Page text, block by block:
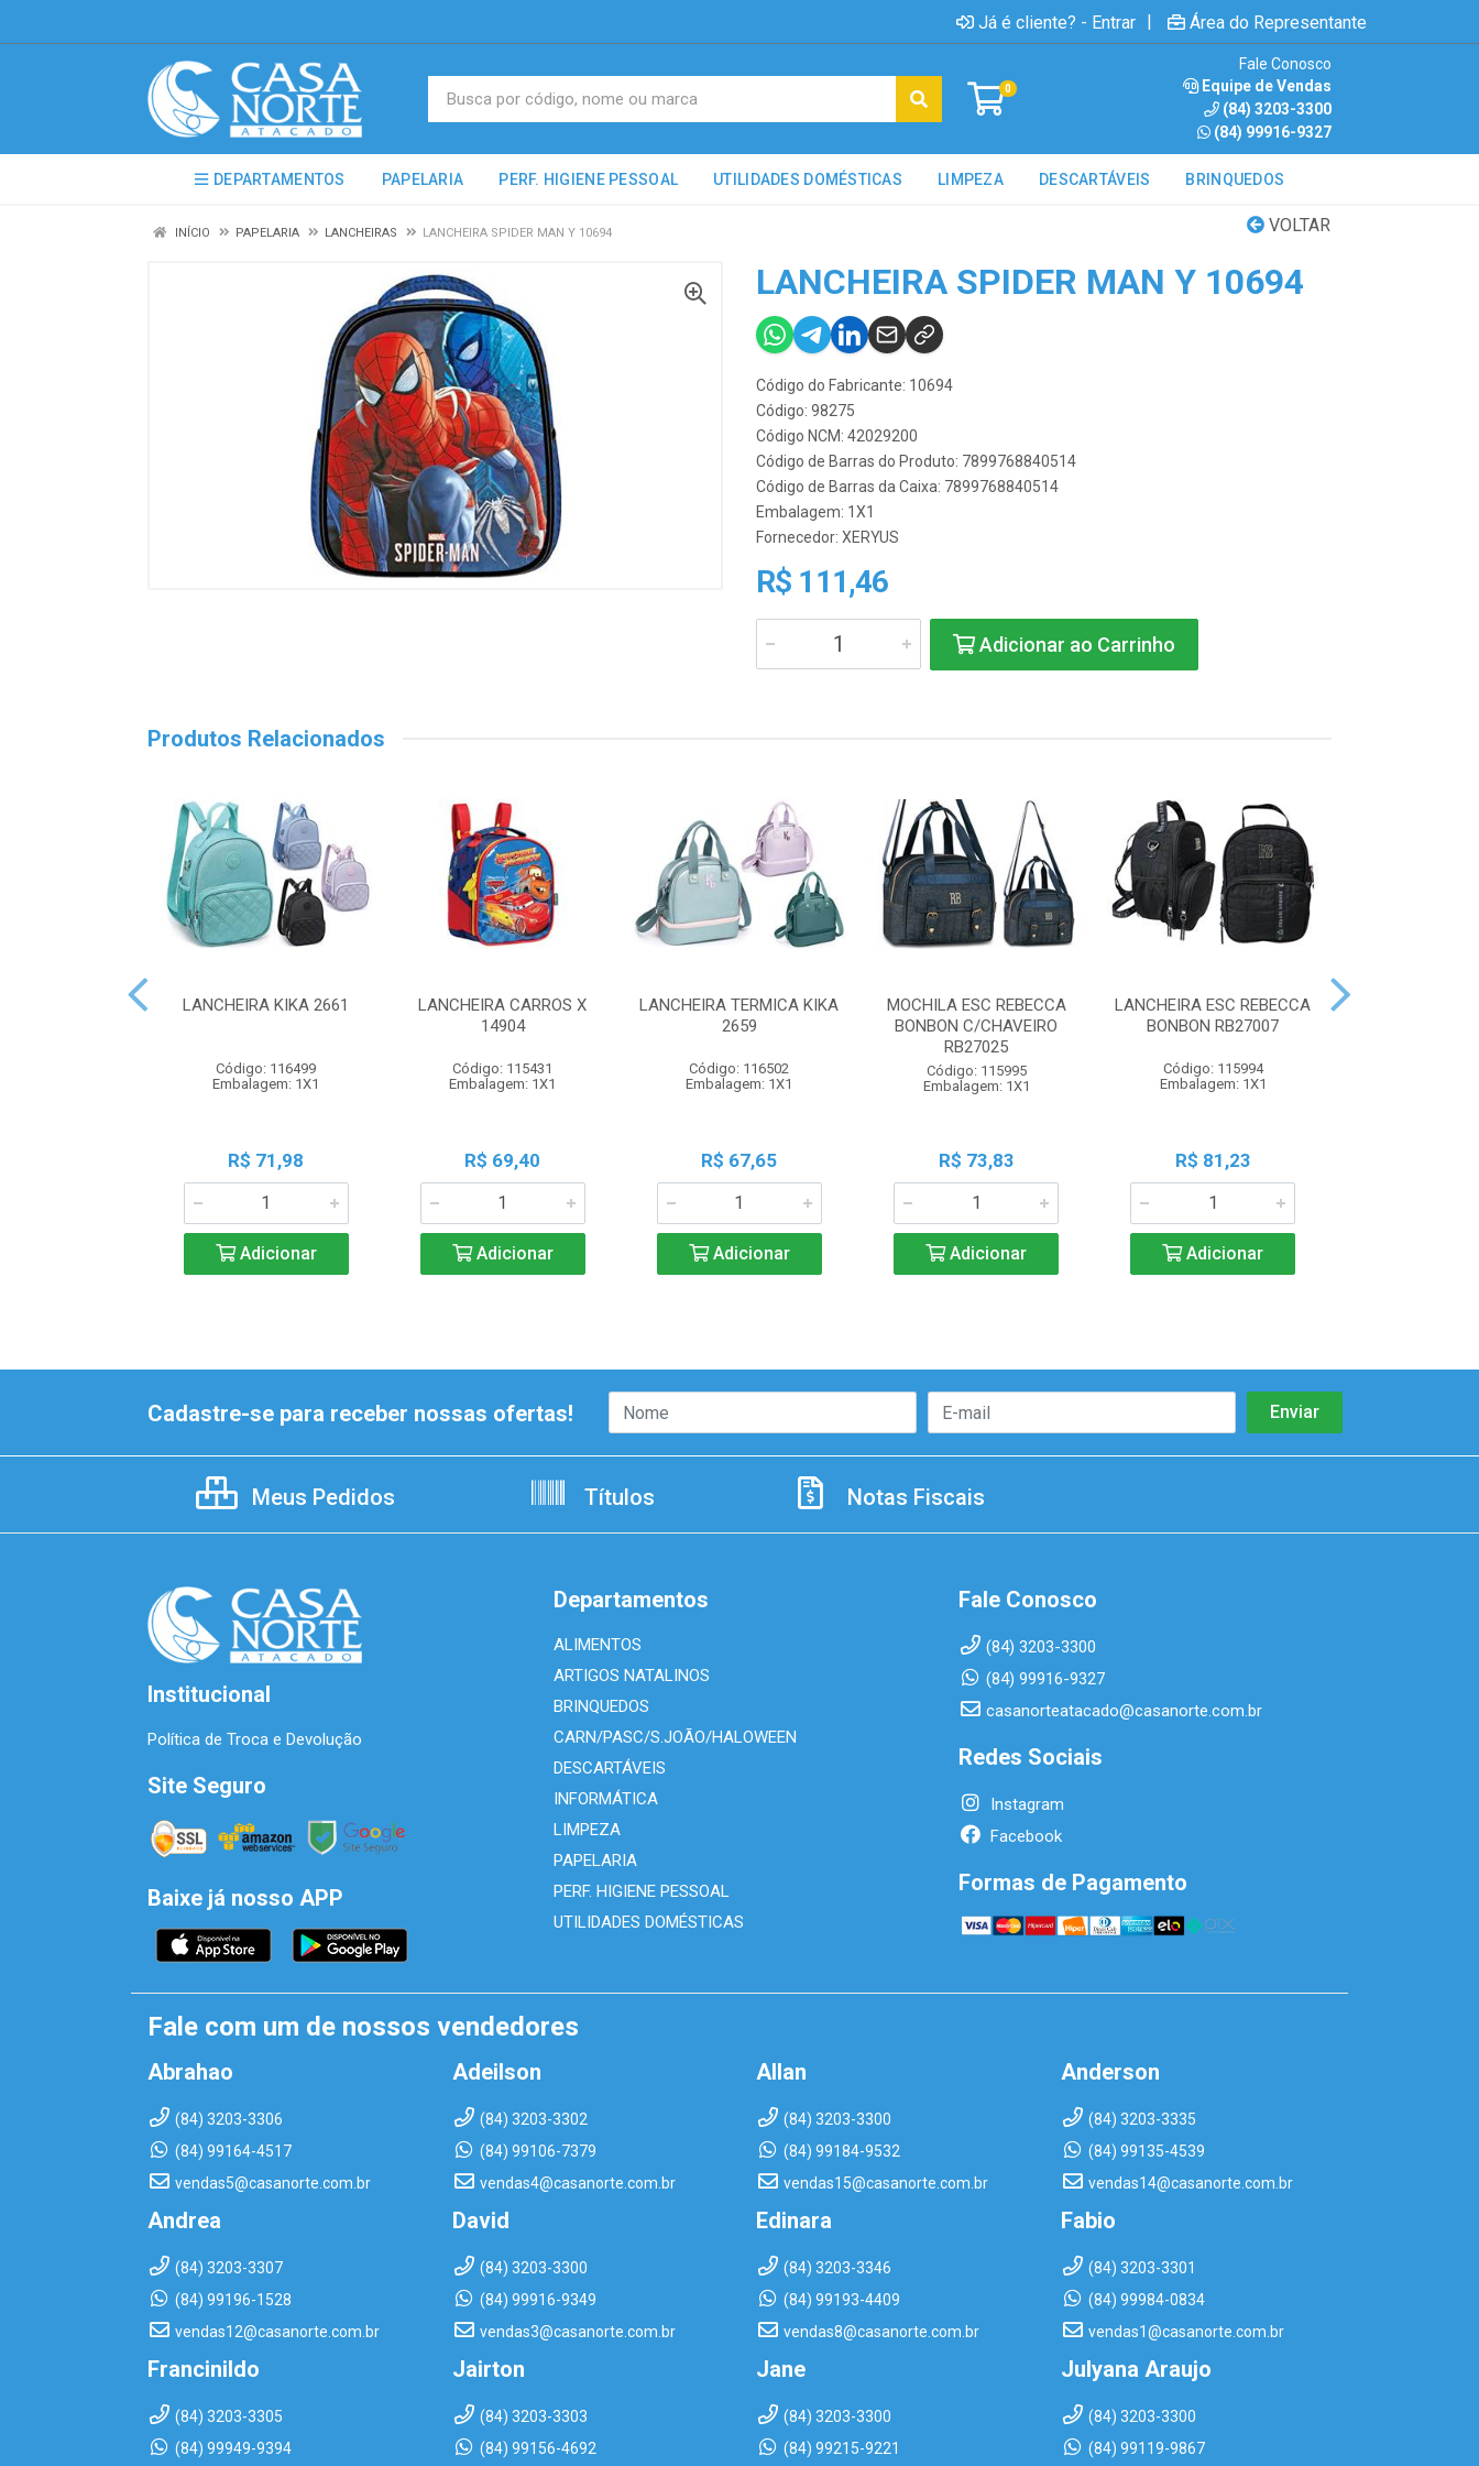
Já é cliente? - Entrar | Área do Representante
0
Fale Conosco
Equipe de Vendas
(84) 3203-3300
(84) 99916-9327
DEPARTAMENTOS PAPELARIA PERF. HIGIENE PESSOAL UTILIDADES DOMÉSTICAS LIMPEZA DESCARTÁVEIS BRINQUEDOS
VOLTAR
INÍCIO PAPELARIA LANCHEIRAS LANCHEIRA SPIDER MAN Y 10694
LANCHEIRA SPIDER MAN Y 10694
Código do Fabricante: 10694
Código: 98275
Código NCM: 42029200
Código de Barras do Produto: 7899768840514
Código de Barras da Caixa: 7899768840514
Embalagem: 1X1
Fornecedor: XERYUS
R$ 111,46
Adicionar ao Carrinho
Produtos Relacionados
LANCHEIRA KIKA 2661
Código: 116499
Embalagem: 1X1
R$ 71,98
Adicionar
LANCHEIRA CARROS X
14904
Código: 115431
Embalagem: 1X1
R$ 69,40
Adicionar
LANCHEIRA TERMICA KIKA
2659
Código: 116502
Embalagem: 1X1
R$ 67,65
Adicionar
MOCHILA ESC REBECCA
BONBON C/CHAVEIRO
RB27025
Código: 115995
Embalagem: 1X1
R$ 73,83
Adicionar
LANCHEIRA ESC REBECCA
BONBON RB27007
Código: 115994
Embalagem: 1X1
R$ 81,23
Adicionar
Cadastre-se para receber nossas ofertas!
Meus Pedidos Títulos Notas Fiscais
Institucional
Política de Troca e Devolução
Site Seguro
Baixe já nosso APP
Departamentos
ALIMENTOS
ARTIGOS NATALINOS
BRINQUEDOS
CARN/PASC/S.JOÃO/HALOWEEN
DESCARTÁVEIS
INFORMÁTICA
LIMPEZA
PAPELARIA
PERF. HIGIENE PESSOAL
UTILIDADES DOMÉSTICAS
Fale Conosco
(84) 3203-3300
(84) 99916-9327
casanorteatacado@casanorte.com.br
Redes Sociais
Instagram
Facebook
Formas de Pagamento
Fale com um de nossos vendedores
Abrahao
(84) 3203-3306
(84) 99164-4517
vendas5@casanorte.com.br
Adeilson
(84) 3203-3302
(84) 99106-7379
vendas4@casanorte.com.br
Allan
(84) 3203-3300
(84) 99184-9532
vendas15@casanorte.com.br
Anderson
(84) 3203-3335
(84) 99135-4539
vendas14@casanorte.com.br
Andrea
(84) 3203-3307
(84) 99196-1528
vendas12@casanorte.com.br
David
(84) 3203-3300
(84) 99916-9349
vendas3@casanorte.com.br
Edinara
(84) 3203-3346
(84) 99193-4409
vendas8@casanorte.com.br
Fabio
(84) 3203-3301
(84) 99984-0834
vendas1@casanorte.com.br
Francinildo
(84) 3203-3305
(84) 99949-9394
Jairton
(84) 3203-3303
(84) 99156-4692
Jane
(84) 3203-3300
(84) 99215-9221
Julyana Araujo
(84) 3203-3300
(84) 99119-9867